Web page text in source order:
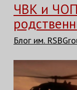
ЧВК и ЧОП
Блог им.